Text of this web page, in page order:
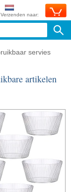
Verzenden naar:
servies
artikelen